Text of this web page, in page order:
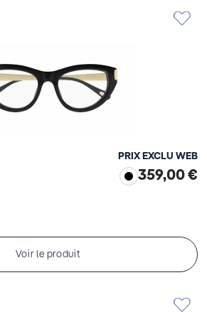
PRIX EXCLU WEB
359,00 €
Voir le produit